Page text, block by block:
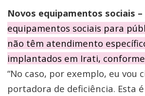
Novos equipamentos sociais –
equipamentos sociais para
não têm atendimento
implantados em Irati,
“No caso, por exemplo, eu vou
portadora de deficiência. Esta